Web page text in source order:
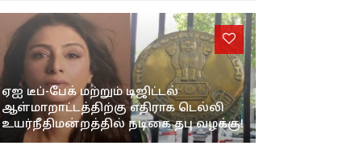
ஏஐ டீப்-பேக் மற்றும் டிஜிட்டல்
ஆள்மாறாட்டத்திற்கு எதிராக டெல்லி
உயர்நீதிமன்றத்தில் நடிகை தபு வழக்கு!